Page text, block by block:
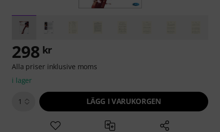
298 kr
Alla priser inklusive moms
i lager
1 LÄGG I VARUKORGEN